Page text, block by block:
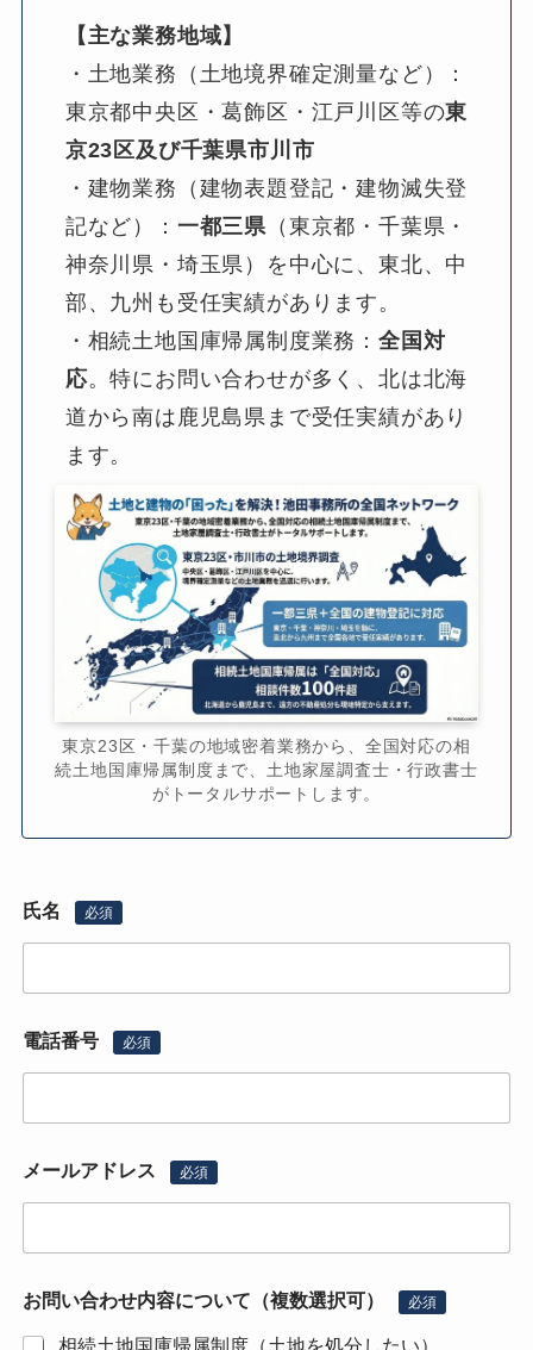
【主な業務地域】
・土地業務（土地境界確定測量など）：
東京都中央区・葛飾区・江戸川区等の東
京23区及び千葉県市川市
・建物業務（建物表題登記・建物滅失登
記など）： 一都三県 （東京都・千葉県・
神奈川県・埼玉県）を中心に、東北、中
部、九州も受任実績があります。
・相続土地国庫帰属制度業務：全国対
応。特にお問い合わせが多く、北は北海
道から南は鹿児島県まで受任実績があり
ます。
東京23区・千葉の地域密着業務から、全国対応の相
続土地国庫帰属制度まで、土地家屋調査士・行政書士
がトータルサポートします。
氏名 必須
電話番号 必須
メールアドレス 必須
お問い合わせ内容について（複数選択可） 必須
相続土地国庫帰属制度（土地を処分したい）